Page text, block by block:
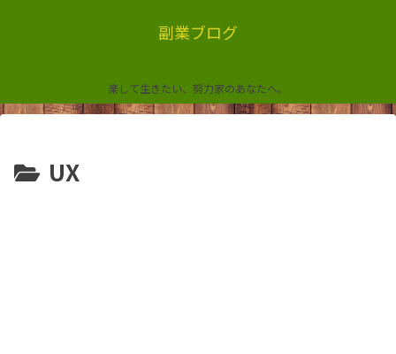
副業ブログ
楽して生きたい、努力家のあなたへ。
UX